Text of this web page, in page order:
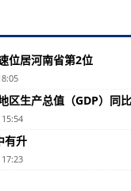
位居河南省第2位
区生产总值（GDP）同
有升